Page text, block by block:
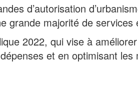
d’autorisation
grande majorité de services
2022, qui vise à
et en optimisant les